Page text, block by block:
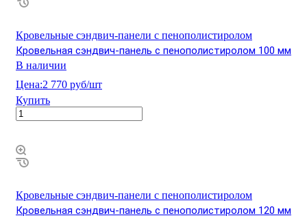
Кровельные сэндвич-панели с пенополистиролом
Кровельная сэндвич-панель с пенополистиролом 100 мм
В наличии
Цена:2 770 руб/шт
Купить
Кровельные сэндвич-панели с пенополистиролом
Кровельная сэндвич-панель с пенополистиролом 120 мм